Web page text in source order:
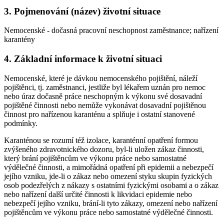
3. Pojmenování (název) životní situace
Nemocenské - dočasná pracovní neschopnost zaměstnance; nařízení
karantény
4. Základní informace k životní situaci
Nemocenské, které je dávkou nemocenského pojištění, náleží
pojištěnci, tj. zaměstnanci, jestliže byl lékařem uznán pro nemoc
nebo úraz dočasně práce neschopným k výkonu své dosavadní
pojištěné činnosti nebo nemůže vykonávat dosavadní pojištěnou
činnost pro nařízenou karanténu a splňuje i ostatní stanovené
podmínky.
Karanténou se rozumí též izolace, karanténní opatření formou
zvýšeného zdravotnického dozoru, byl-li uložen zákaz činnosti,
který brání pojištěncům ve výkonu práce nebo samostatné
výdělečné činnosti, a mimořádná opatření při epidemii a nebezpečí
jejího vzniku, jde-li o zákaz nebo omezení styku skupin fyzických
osob podezřelých z nákazy s ostatními fyzickými osobami a o zákaz
nebo nařízení další určité činnosti k likvidaci epidemie nebo
nebezpečí jejího vzniku, brání-li tyto zákazy, omezení nebo nařízení
pojištěncům ve výkonu práce nebo samostatné výdělečné činnosti.